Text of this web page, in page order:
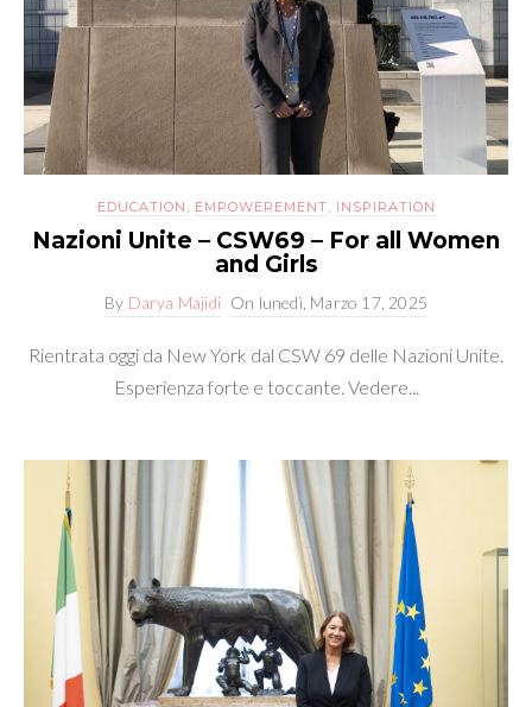
EDUCATION , EMPOWEREMENT, INSPIRATION
Nazioni Unite – CSW69 – For all Women
and Girls
By Darya Majidi On lunedì, Marzo 17, 2025
Rientrata oggi da New York dal CSW 69 delle Nazioni Unite.
Esperienza forte e toccante. Vedere...